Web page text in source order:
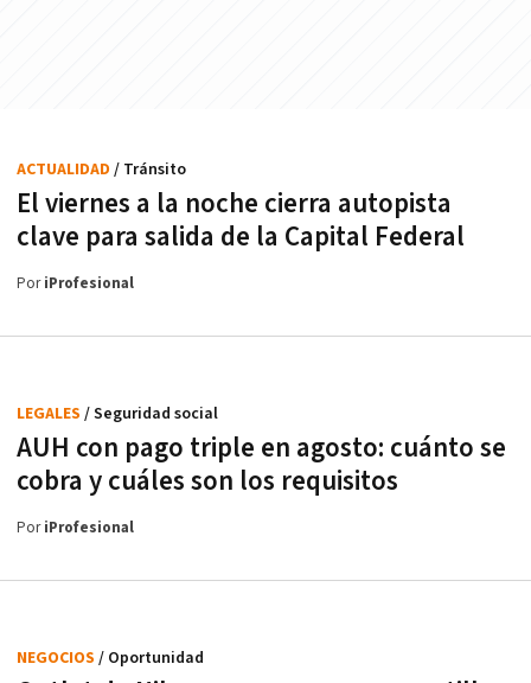
El viernes a la noche cierra autopista
clave para salida de la Capital Federal
ACTUALIDAD / Tránsito
PoriProfesional
AUH con pago triple en agosto: cuánto se
cobra y cuáles son los requisitos
LEGALES / Seguridad social
PoriProfesional
NEGOCIOS / Oportunidad